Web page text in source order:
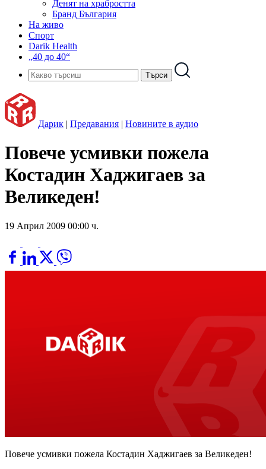
Денят на храбростта
Бранд България
На живо
Спорт
Darik Health
„40 до 40“
Дарик | Предавания | Новините в аудио
Повече усмивки пожела
Костадин Хаджигаев за
Великеден!
19 Април 2009 00:00 ч.
Повече усмивки пожела Костадин Хаджигаев за Великеден!